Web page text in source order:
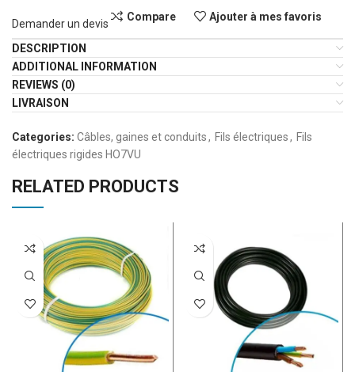
Demander un devis
Compare Ajouter à mes favoris
DESCRIPTION
ADDITIONAL INFORMATION
REVIEWS (0)
LIVRAISON
Categories: Câbles, gaines et conduits, Fils électriques, Fils
électriques rigides HO7VU
RELATED PRODUCTS